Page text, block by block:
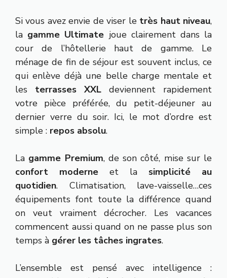
Si vous avez envie de viser le très haut niveau,
la gamme Ultimate joue clairement dans la
cour de l’hôtellerie haut de gamme. Le
ménage de fin de séjour est souvent inclus, ce
qui enlève déjà une belle charge mentale et
les terrasses XXL deviennent rapidement
votre pièce préférée, du petit-déjeuner au
dernier verre du soir. Ici, le mot d’ordre est
simple : repos absolu.
La gamme Premium, de son côté, mise sur le
confort moderne et la simplicité au
quotidien. Climatisation, lave-vaisselle…ces
équipements font toute la différence quand
on veut vraiment décrocher. Les vacances
commencent aussi quand on ne passe plus son
temps à gérer les tâches ingrates.
L’ensemble est pensé avec intelligence :